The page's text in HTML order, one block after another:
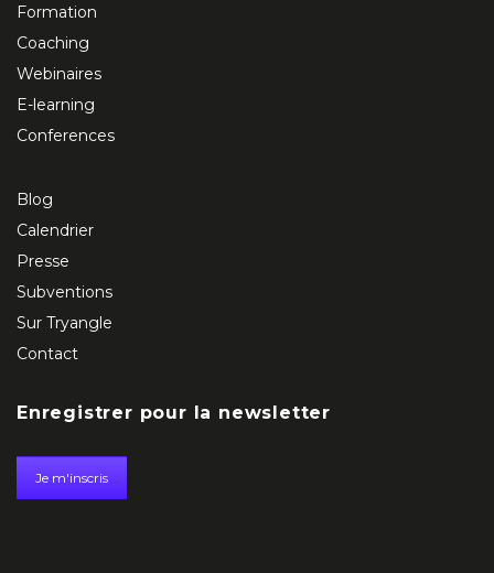
Formation
Coaching
Webinaires
E-learning
Conferences
Blog
Calendrier
Presse
Subventions
Sur Tryangle
Contact
Enregistrer pour la newsletter
Je m'inscris